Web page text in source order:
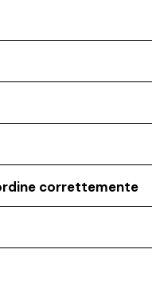
correttemente